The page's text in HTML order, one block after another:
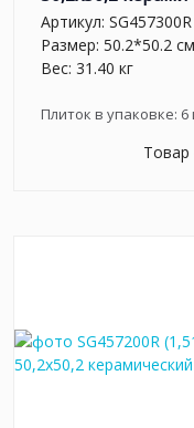
Артикул: SG457300R
Размер: 50.2*50.2 см
Вес: 31.40 кг
Плиток в упаковке: 6
Товар